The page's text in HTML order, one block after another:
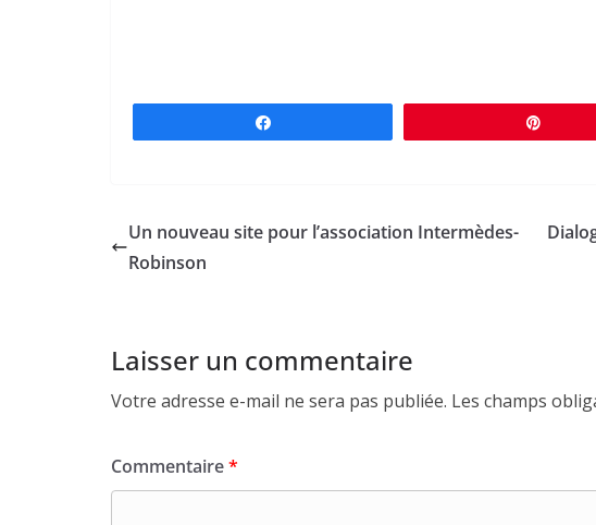
Un nouveau site pour l’association Intermèdes-
Robinson
Laisser un commentaire
Votre adresse e-mail ne sera pas publiée. Les champs
Commentaire*